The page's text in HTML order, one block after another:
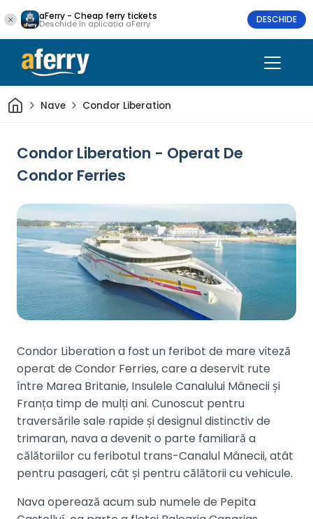
aFerry - Cheap ferry tickets
Deschide în aplicația aFerry DESCHIDE
AcasăNave Condor Liberation
Condor Liberation - Operat De
Condor Ferries
Condor Liberation a fost un feribot de mare viteză
operat de Condor Ferries, care a deservit rute
între Marea Britanie, Insulele Canalului Mânecii și
Franța timp de mulți ani. Cunoscut pentru
traversările sale rapide și designul distinctiv de
trimaran, nava a devenit o parte familiară a
călătoriilor cu feribotul trans-Canalul Mânecii, atât
pentru pasageri, cât și pentru călătorii cu vehicule.
Nava operează acum sub numele de Pepita